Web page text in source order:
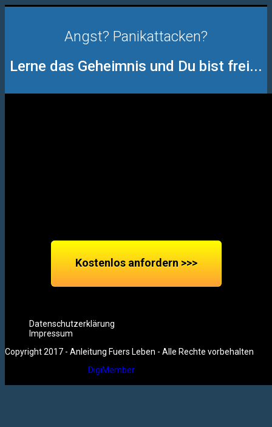
Angst? Panikattacken?
Lerne das Geheimnis und Du bist frei...
Kostenlos anfordern >>>
Datenschutzerklärung
Impressum
Copyright 2017 - Anleitung Fuers Leben - Alle Rechte vorbehalten
DigiMember